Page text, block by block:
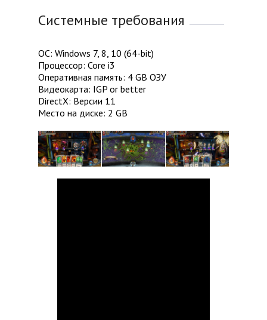
Системные требования
ОС: Windows 7, 8, 10 (64-bit)
Процессор: Core i3
Оперативная память: 4 GB ОЗУ
Видеокарта: IGP or better
DirectX: Версии 11
Место на диске: 2 GB